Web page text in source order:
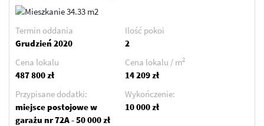
Termin oddania
Grudzień 2020
Ilość pokoi
2
Cena lokalu
487 800 zł
Cena lokalu / m2
14 209 zł
Przypisane dodatki:
miejsce postojowe w
garażu nr 72A - 50 000 zł
Wykończenie:
10 000 zł